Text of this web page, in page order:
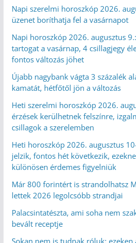
Napi szerelmi horoszkóp 2026.
üzenet boríthatja fel a vasárnapot
Napi horoszkóp 2026. augusztus
tartogat a vasárnap, 4 csillagjegy
fontos változás jöhet
Újabb nagybank vágta 3 százalék
kamatát, hétfőtől jön a változás
Heti szerelmi horoszkóp 2026.
érzések kerülhetnek felszínre,
csillagok a szerelemben
Heti horoszkóp 2026. augusztus
jelzik, fontos hét következik,
különösen érdemes figyelniük
Már 800 forintért is strandolhatsz
lettek 2026 legolcsóbb strandjai
Palacsintatészta, ami soha nem
bevált receptje